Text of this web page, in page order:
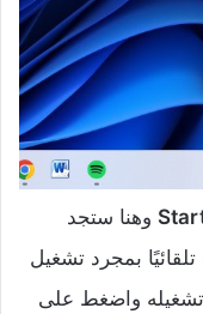
وهنا ستجد
بمجرد تشغيل
تشغيله واضغط على